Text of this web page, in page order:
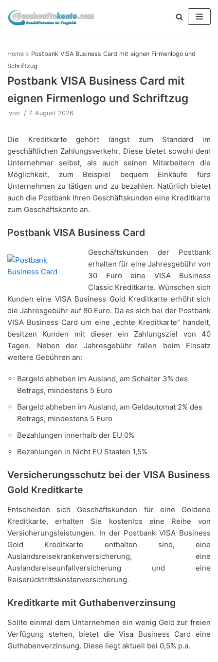
Zum
Inhalt
Home » Postbank VISA Business Card mit eignen Firmenlogo und
Schriftzug
Postbank VISA Business Card mit
eignen Firmenlogo und Schriftzug
von 7. August 2026
Die Kreditkarte gehört längst zum Standard im
geschäftlichen Zahlungsverkehr. Diese bietet sowohl dem
Unternehmer selbst, als auch seinen Mitarbeitern die
Möglichkeit, zum Beispiel bequem Einkäufe fürs
Unternehmen zu tätigen und zu bezahlen. Natürlich bietet
auch die Postbank Ihren Geschäftskunden eine Kreditkarte
zum Geschäftskonto an.
Postbank VISA Business Card
Geschäftskunden der Postbank
erhalten für eine Jahresgebühr von
30 Euro eine VISA Business
Classic Kreditkarte. Wünschen sich
Kunden eine VISA Business Gold Kreditkarte erhöht sich
die Jahresgebühr auf 80 Euro. Da es sich bei der Postbank
VISA Business Card um eine „echte Kreditkarte“ handelt,
besitzen Kunden mit dieser ein Zahlungsziel von 40
Tagen. Neben der Jahresgebühr fallen beim Einsatz
weitere Gebühren an:
Bargeld abheben im Ausland, am Schalter 3% des
Betrags, mindestens 5 Euro
Bargeld abheben im Ausland, am Geldautomat 2% des
Betrags, mindestens 5 Euro
Bezahlungen innerhalb der EU 0%
Bezahlungen in Nicht EU Staaten 1,5%
Versicherungsschutz bei der VISA Business
Gold Kreditkarte
Entscheiden sich Geschäftskunden für eine Goldene
Kreditkarte, erhalten Sie kostenlos eine Reihe von
Versicherungsleistungen. In der Postbank VISA Business
Gold Kreditkarte enthalten sind, eine
Auslandsreisekrankenversicherung, eine
Auslandsreiseunfallversicherung und eine
Reiserücktrittskostenversicherung.
Kreditkarte mit Guthabenverzinsung
Sollte einmal dem Unternehmen ein wenig Geld zur freien
Verfügung stehen, bietet die Visa Business Card eine
Guthabenverzinsung. Diese liegt aktuell bei 0,5% p.a.